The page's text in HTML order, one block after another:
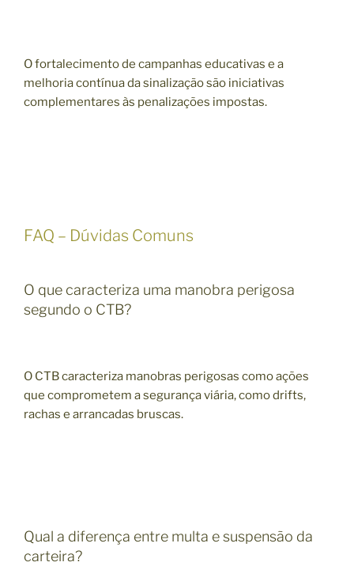
O fortalecimento de campanhas educativas e a
melhoria contínua da sinalização são iniciativas
complementares às penalizações impostas.
FAQ – Dúvidas Comuns
O que caracteriza uma manobra perigosa
segundo o CTB?
O CTB caracteriza manobras perigosas como ações
que comprometem a segurança viária, como drifts,
rachas e arrancadas bruscas.
Qual a diferença entre multa e suspensão da
carteira?